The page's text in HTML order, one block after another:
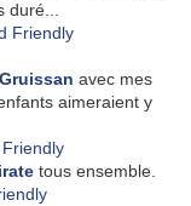
Gruissan avec mes
aimeraient y
tous ensemble.